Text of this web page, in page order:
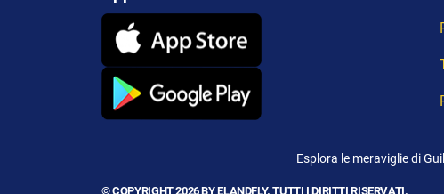
Esplora le meraviglie di
© COPYRIGHT 2026 BY ELANDFLY. TUTTI I DIRITTI RISERVATI.